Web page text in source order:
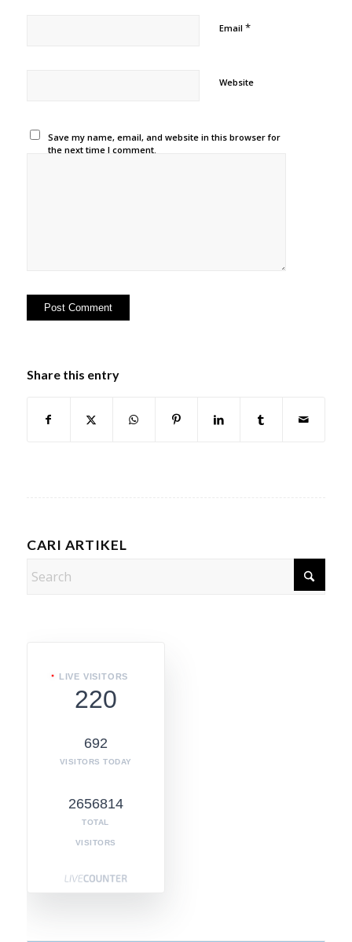
Email *
Website
Save my name, email, and website in this browser for
the next time I comment.
Share this entry
CARI ARTIKEL
LIVE VISITORS
220
692
VISITORS TODAY
2656814
TOTAL
VISITORS